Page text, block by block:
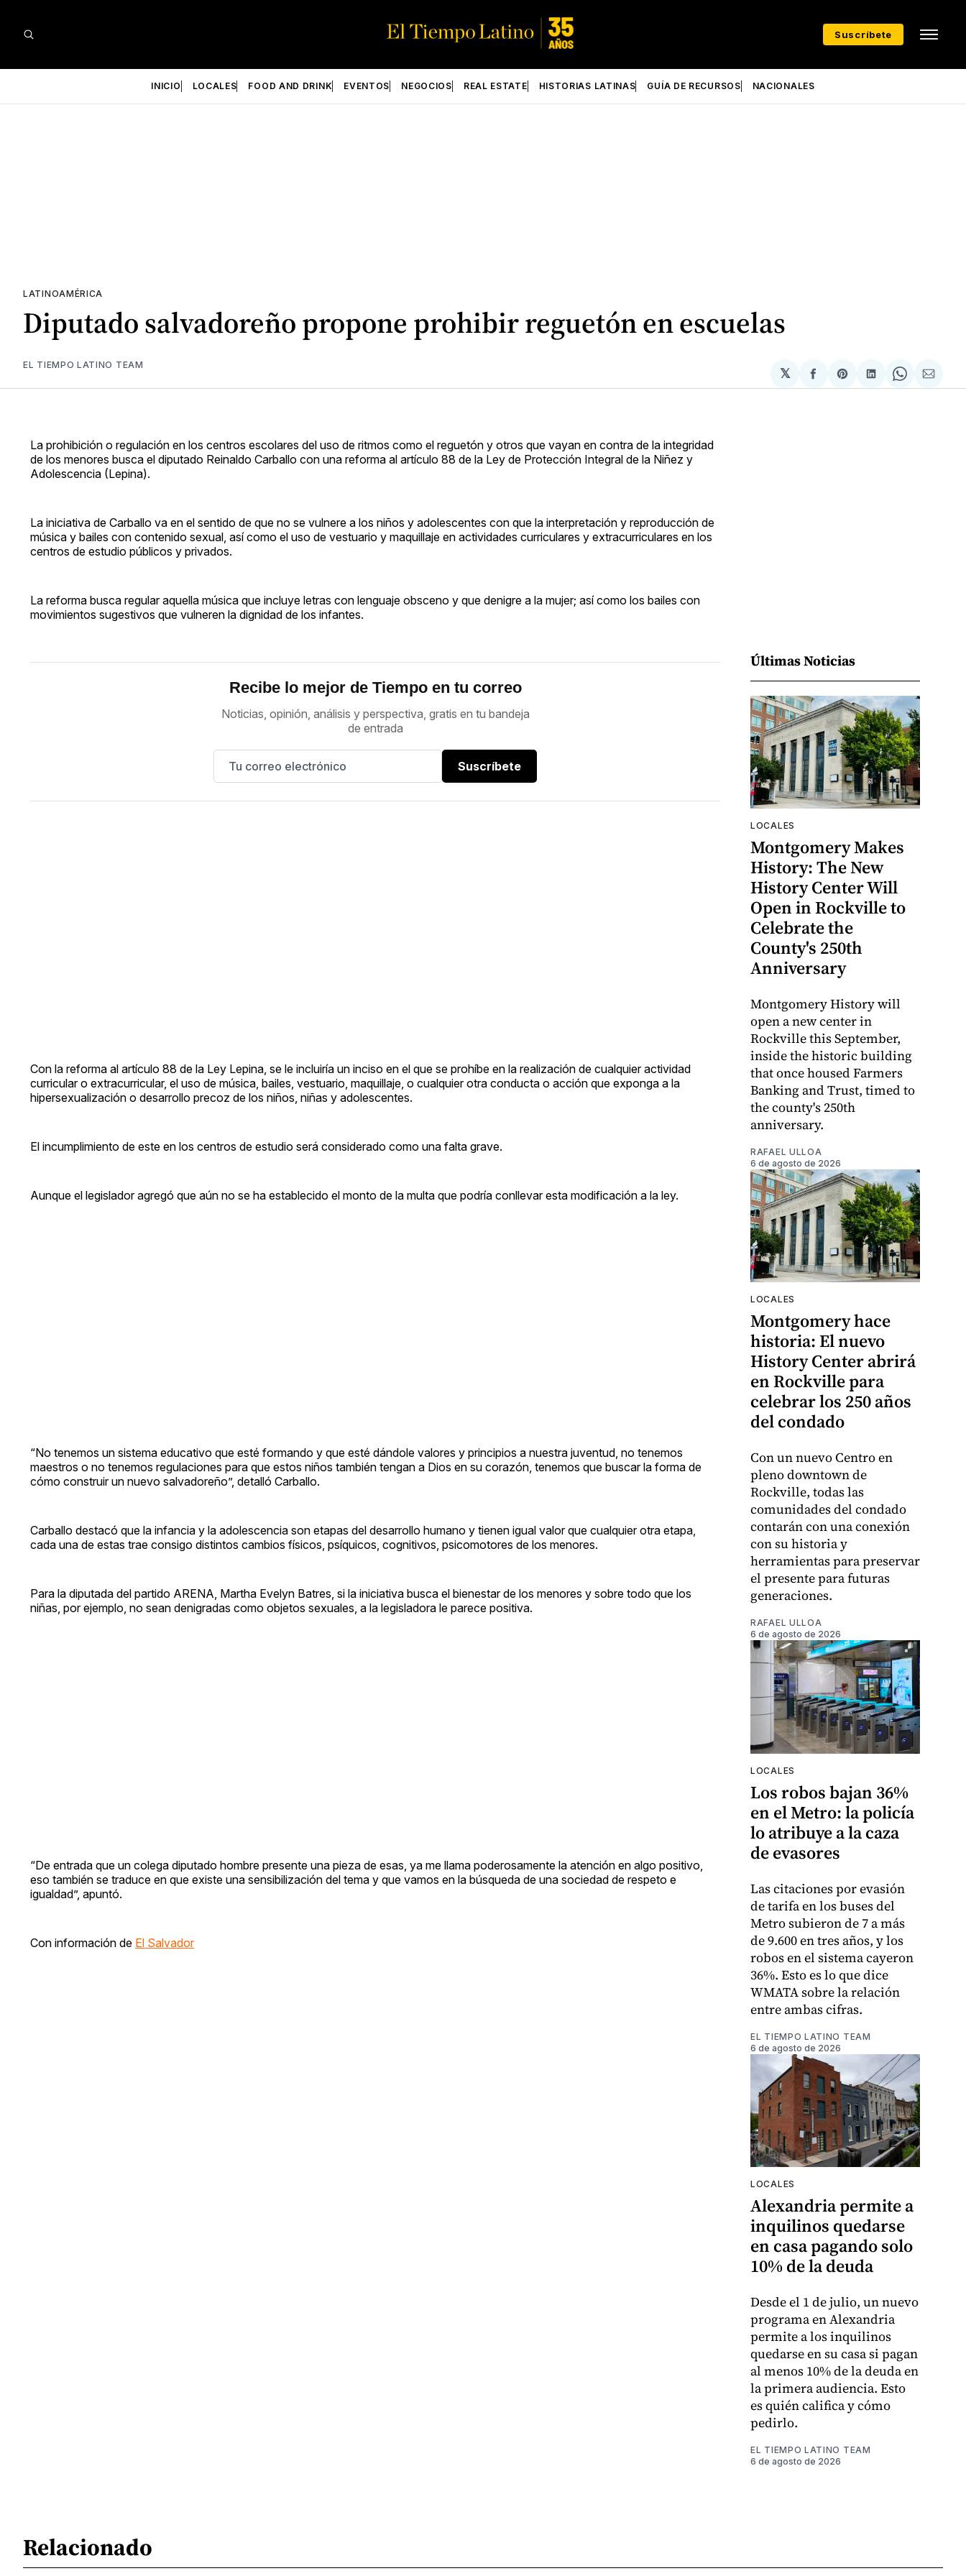
Suscríbete
INICIO LOCALES FOOD AND DRINK EVENTOS NEGOCIOS REAL ESTATE HISTORIAS LATINAS GUÍA DE RECURSOS NACIONALES
LATINOAMÉRICA
Diputado salvadoreño propone prohibir reguetón en escuelas
EL TIEMPO LATINO TEAM
𝕏
Compartir
en
Share
on
Compartir
en
Share
on
via
La prohibición o regulación en los centros escolares del uso de ritmos como el reguetón y otros que vayan en contra de la integridad
de los menores busca el diputado Reinaldo Carballo con una reforma al artículo 88 de la Ley de Protección Integral de la Niñez y
Adolescencia (Lepina).
La iniciativa de Carballo va en el sentido de que no se vulnere a los niños y adolescentes con que la interpretación y reproducción de
música y bailes con contenido sexual, así como el uso de vestuario y maquillaje en actividades curriculares y extracurriculares en los
centros de estudio públicos y privados.
La reforma busca regular aquella música que incluye letras con lenguaje obsceno y que denigre a la mujer; así como los bailes con
movimientos sugestivos que vulneren la dignidad de los infantes.
Recibe lo mejor de Tiempo en tu correo
Noticias, opinión, análisis y perspectiva, gratis en tu bandeja
de entrada
Suscríbete
Con la reforma al artículo 88 de la Ley Lepina, se le incluiría un inciso en el que se prohíbe en la realización de cualquier actividad
curricular o extracurricular, el uso de música, bailes, vestuario, maquillaje, o cualquier otra conducta o acción que exponga a la
hipersexualización o desarrollo precoz de los niños, niñas y adolescentes.
El incumplimiento de este en los centros de estudio será considerado como una falta grave.
Aunque el legislador agregó que aún no se ha establecido el monto de la multa que podría conllevar esta modificación a la ley.
“No tenemos un sistema educativo que esté formando y que esté dándole valores y principios a nuestra juventud, no tenemos
maestros o no tenemos regulaciones para que estos niños también tengan a Dios en su corazón, tenemos que buscar la forma de
cómo construir un nuevo salvadoreño”, detalló Carballo.
Carballo destacó que la infancia y la adolescencia son etapas del desarrollo humano y tienen igual valor que cualquier otra etapa,
cada una de estas trae consigo distintos cambios físicos, psíquicos, cognitivos, psicomotores de los menores.
Para la diputada del partido ARENA, Martha Evelyn Batres, si la iniciativa busca el bienestar de los menores y sobre todo que los
niñas, por ejemplo, no sean denigradas como objetos sexuales, a la legisladora le parece positiva.
“De entrada que un colega diputado hombre presente una pieza de esas, ya me llama poderosamente la atención en algo positivo,
eso también se traduce en que existe una sensibilización del tema y que vamos en la búsqueda de una sociedad de respeto e
igualdad”, apuntó.
Con información de El Salvador
Últimas Noticias
LOCALES
Montgomery Makes
History: The New
History Center Will
Open in Rockville to
Celebrate the
County's 250th
Anniversary
Montgomery History will
open a new center in
Rockville this September,
inside the historic building
that once housed Farmers
Banking and Trust, timed to
the county's 250th
anniversary.
RAFAEL ULLOA
6 de agosto de 2026
LOCALES
Montgomery hace
historia: El nuevo
History Center abrirá
en Rockville para
celebrar los 250 años
del condado
Con un nuevo Centro en
pleno downtown de
Rockville, todas las
comunidades del condado
contarán con una conexión
con su historia y
herramientas para preservar
el presente para futuras
generaciones.
RAFAEL ULLOA
6 de agosto de 2026
LOCALES
Los robos bajan 36%
en el Metro: la policía
lo atribuye a la caza
de evasores
Las citaciones por evasión
de tarifa en los buses del
Metro subieron de 7 a más
de 9.600 en tres años, y los
robos en el sistema cayeron
36%. Esto es lo que dice
WMATA sobre la relación
entre ambas cifras.
EL TIEMPO LATINO TEAM
6 de agosto de 2026
LOCALES
Alexandria permite a
inquilinos quedarse
en casa pagando solo
10% de la deuda
Desde el 1 de julio, un nuevo
programa en Alexandria
permite a los inquilinos
quedarse en su casa si pagan
al menos 10% de la deuda en
la primera audiencia. Esto
es quién califica y cómo
pedirlo.
EL TIEMPO LATINO TEAM
6 de agosto de 2026
Relacionado